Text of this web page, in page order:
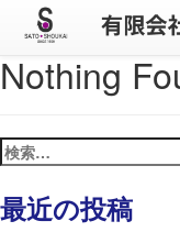
Nothing
検
索:
最近の投稿